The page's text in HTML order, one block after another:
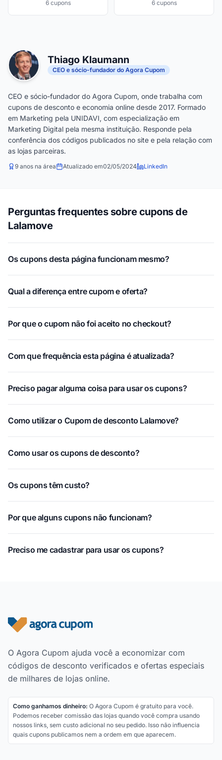
6 cupons 6 cupons
Thiago Klaumann
CEO e sócio-fundador do Agora Cupom
CEO e sócio-fundador do Agora Cupom, onde trabalha com
cupons de desconto e economia online desde 2017. Formado
em Marketing pela UNIDAVI, com especialização em
Marketing Digital pela mesma instituição. Responde pela
conferência dos códigos publicados no site e pela relação com
as lojas parceiras.
9 anos na área Atualizado em02/05/2024 LinkedIn
Perguntas frequentes sobre cupons de
Lalamove
Os cupons desta página funcionam mesmo?
Qual a diferença entre cupom e oferta?
Por que o cupom não foi aceito no checkout?
Com que frequência esta página é atualizada?
Preciso pagar alguma coisa para usar os cupons?
Como utilizar o Cupom de desconto Lalamove?
Como usar os cupons de desconto?
Os cupons têm custo?
Por que alguns cupons não funcionam?
Preciso me cadastrar para usar os cupons?
Rodapé do site
O Agora Cupom ajuda você a economizar com
códigos de desconto verificados e ofertas especiais
de milhares de lojas online.
Como ganhamos dinheiro: O Agora Cupom é gratuito para você.
Podemos receber comissão das lojas quando você compra usando
nossos links, sem custo adicional no seu pedido. Isso não influencia
quais cupons publicamos nem a ordem em que aparecem.